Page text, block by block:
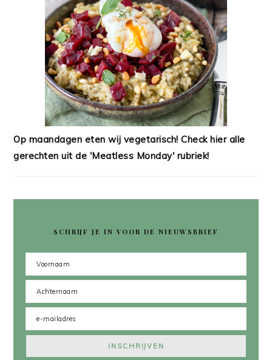
Op maandagen eten wij vegetarisch! Check hier alle
gerechten uit de 'Meatless Monday' rubriek!
SCHRIJF JE IN VOOR DE NIEUWSBRIEF